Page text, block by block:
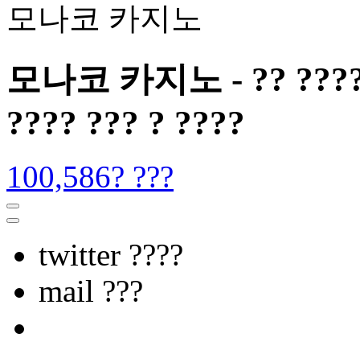
모나코 카지노
모나코 카지노 - ??
???? ??? ? ????
100,586? ???
twitter ????
mail ???